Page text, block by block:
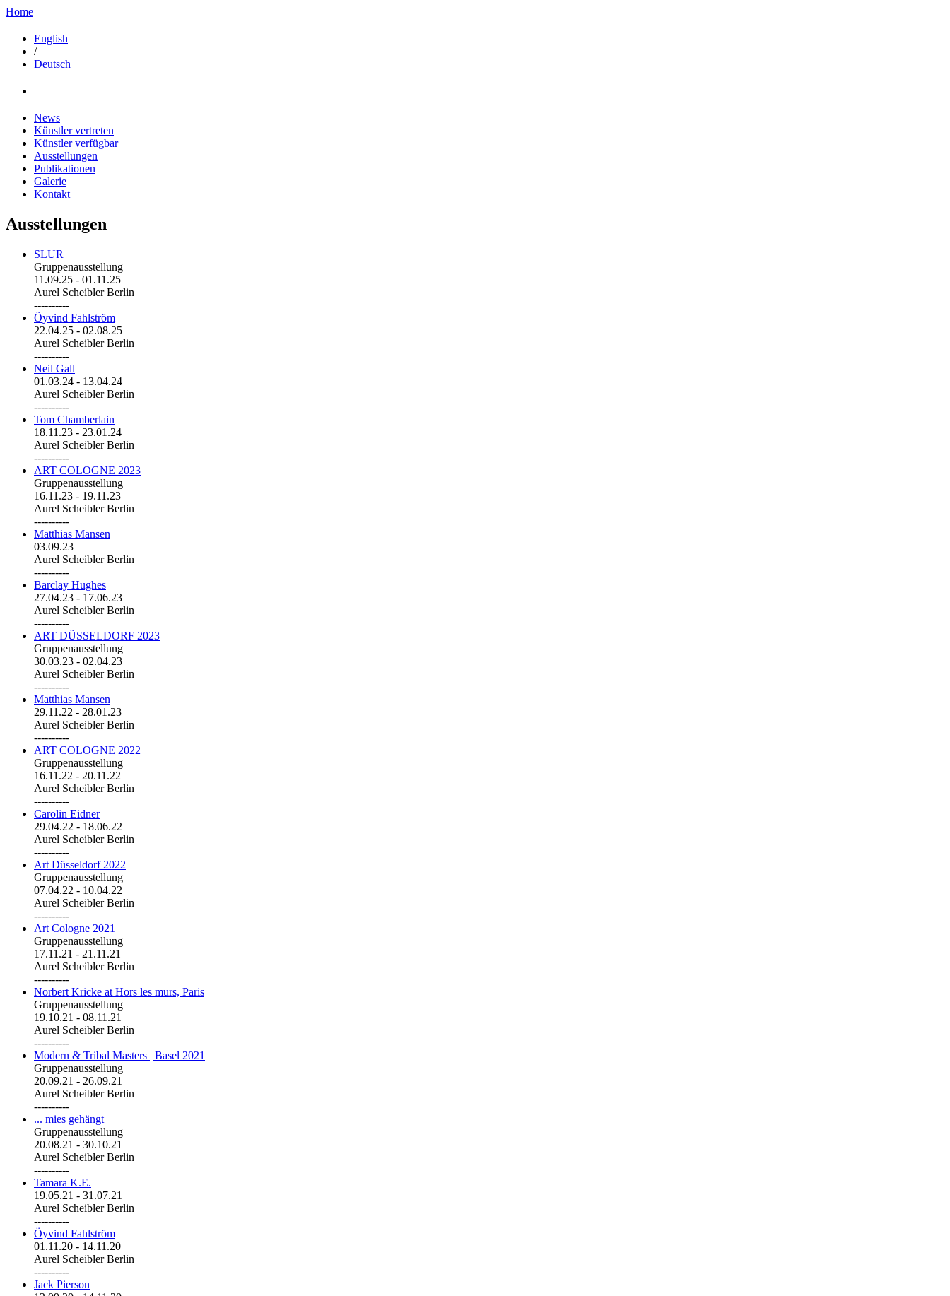
Home
English
/
Deutsch
News
Künstler vertreten
Künstler verfügbar
Ausstellungen
Publikationen
Galerie
Kontakt
Ausstellungen
SLUR
Gruppenausstellung
11.09.25 - 01.11.25
Aurel Scheibler Berlin
----------
Öyvind Fahlström
22.04.25 - 02.08.25
Aurel Scheibler Berlin
----------
Neil Gall
01.03.24 - 13.04.24
Aurel Scheibler Berlin
----------
Tom Chamberlain
18.11.23 - 23.01.24
Aurel Scheibler Berlin
----------
ART COLOGNE 2023
Gruppenausstellung
16.11.23 - 19.11.23
Aurel Scheibler Berlin
----------
Matthias Mansen
03.09.23
Aurel Scheibler Berlin
----------
Barclay Hughes
27.04.23 - 17.06.23
Aurel Scheibler Berlin
----------
ART DÜSSELDORF 2023
Gruppenausstellung
30.03.23 - 02.04.23
Aurel Scheibler Berlin
----------
Matthias Mansen
29.11.22 - 28.01.23
Aurel Scheibler Berlin
----------
ART COLOGNE 2022
Gruppenausstellung
16.11.22 - 20.11.22
Aurel Scheibler Berlin
----------
Carolin Eidner
29.04.22 - 18.06.22
Aurel Scheibler Berlin
----------
Art Düsseldorf 2022
Gruppenausstellung
07.04.22 - 10.04.22
Aurel Scheibler Berlin
----------
Art Cologne 2021
Gruppenausstellung
17.11.21 - 21.11.21
Aurel Scheibler Berlin
----------
Norbert Kricke at Hors les murs, Paris
Gruppenausstellung
19.10.21 - 08.11.21
Aurel Scheibler Berlin
----------
Modern & Tribal Masters | Basel 2021
Gruppenausstellung
20.09.21 - 26.09.21
Aurel Scheibler Berlin
----------
... mies gehängt
Gruppenausstellung
20.08.21 - 30.10.21
Aurel Scheibler Berlin
----------
Tamara K.E.
19.05.21 - 31.07.21
Aurel Scheibler Berlin
----------
Öyvind Fahlström
01.11.20 - 14.11.20
Aurel Scheibler Berlin
----------
Jack Pierson